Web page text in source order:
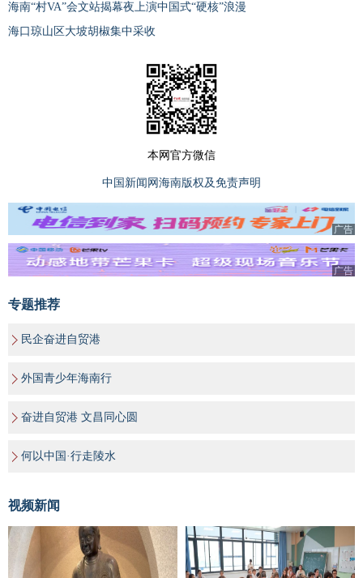
海南“村VA”会文站揭幕夜上演中国式“硬核”浪漫
海口琼山区大坡胡椒集中采收
本网官方微信
中国新闻网海南版权及免责声明
广告
广告
专题推荐
民企奋进自贸港
外国青少年海南行
奋进自贸港 文昌同心圆
何以中国·行走陵水
视频新闻